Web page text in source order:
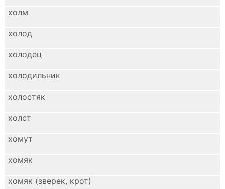
холм
холод
холодец
холодильник
холостяк
холст
хомут
хомяк
хомяк (зверек, крот)